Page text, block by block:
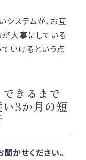
ステムが、お互
大事にしている
いけるという点
できるまで
3か月の短
かせください。